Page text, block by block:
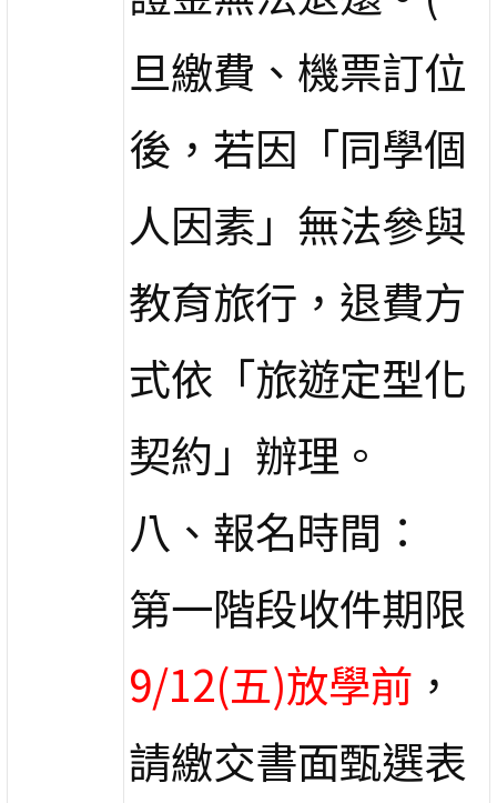
旦繳費、機票訂位
後，若因「同學個
人因素」無法參與
教育旅行，退費方
式依「旅遊定型化
契約」辦理。
八、報名時間：
第一階段收件期限
9/12(五)放學前 ，
請繳交書面甄選表